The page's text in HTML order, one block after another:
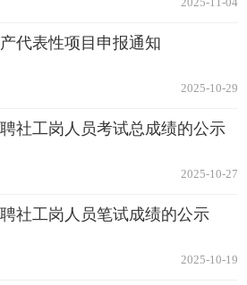
代表性项目申报通知
2025-10-29
社工岗人员考试总成绩的公示
2025-10-27
社工岗人员笔试成绩的公示
2025-10-19